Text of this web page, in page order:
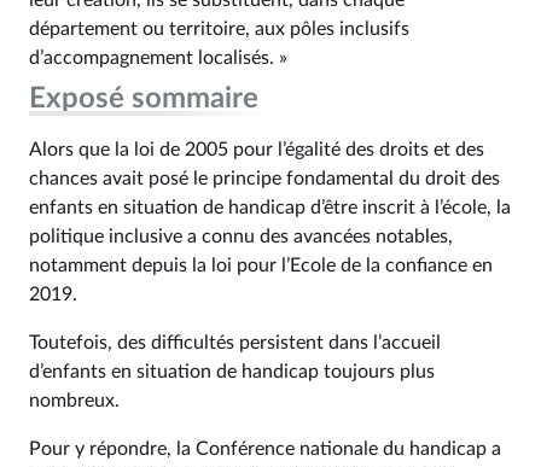
département ou territoire, aux pôles inclusifs
d’accompagnement localisés. »
Exposé sommaire
Alors que la loi de 2005 pour l’égalité des droits et des
chances avait posé le principe fondamental du droit des
enfants en situation de handicap d’être inscrit à l’école, la
politique inclusive a connu des avancées notables,
notamment depuis la loi pour l’Ecole de la confiance en
2019.
Toutefois, des difficultés persistent dans l’accueil
d’enfants en situation de handicap toujours plus
nombreux.
Pour y répondre, la Conférence nationale du handicap a